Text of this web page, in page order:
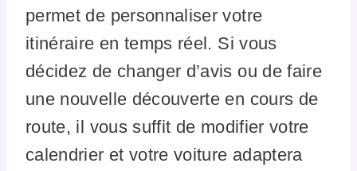
permet de personnaliser votre
itinéraire en temps réel. Si vous
décidez de changer d’avis ou de faire
une nouvelle découverte en cours de
route, il vous suffit de modifier votre
calendrier et votre voiture adaptera